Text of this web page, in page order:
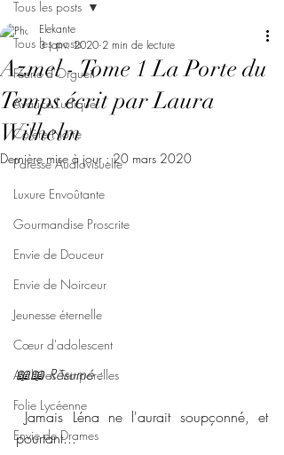
Tous les posts
Féerie d'Orgueil
Avarice Ludique
Colère Noire
Paresse Audiovisuelle
Luxure Envoûtante
Gourmandise Proscrite
Envie de Douceur
Envie de Noirceur
Jeunesse éternelle
Cœur d'adolescent
Archives Temporelles
Folie Lycéenne
Envie de Drames
Tous les posts
Azmel - Tome 1 La Porte du
Temps écrit par Laura
Wilhelm
Elekante
3 janv. 2020 2 min de lecture
Dernière mise à jour :20 mars 2020
📖📖 Résumé :
pourtant...